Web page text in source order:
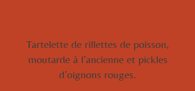
Tartelette de rillettes de poisson,
moutarde à l’ancienne et pickles
d’oignons rouges.